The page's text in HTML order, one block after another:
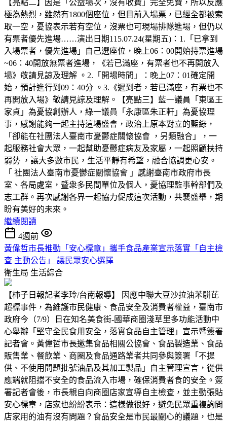
【亮點二】因是「公益場次，沒有收費」完全免費，所以反應
極為熱烈，雖然有1800個座位，但目前入場票，已經全都被索
取一空，憂協表示若有空位，沒票也可現場排隊進場，但仍以
有票者優先進場……演出日期115.07.24(星期五)：1.「已拿到
入場票者，優先進場」自己選座位，晚上06：00開始持票進場
~06：40開放無票者進場，《若已滿座，有票者也不再開放入
場》敬請見諒及理解 。2.「開場時間」：晚上07：01確定開
始，預計進行到09：40分 。3.《遲到者，若已滿座，有票也不
再開放入場》敬請見諒及理解。【亮點三】藍一議員「東區王
家貞」為憂協創辦人，綠一議員「永康區朱正軒」為憂協理
事，感謝能夠一起主持這場盛會，政治上原本對立的藍綠，
「卻能在社團法人臺南市憂鬱症關懷協會 ，另類融合」，一
起服務社會大眾，一起幫助憂鬱症病友及家屬，一起照顧扶持
弱勢 ，讓大多數市民，生活平靜有希望，融合協調更心安。
「 社團法人臺南市憂鬱症關懷協會 」感謝臺南市政府市長
室、各局處室，暨衆多民間單位及個人，憂協理監事幹部們及
志工群。再次感謝各界一起協力促成這次活動，共襄盛舉，期
盼有美好的未來。
繼續閱讀
4週前
黃偉哲市長推動「安心標章」攜手食品產業宣示落實「自主檢
查 主動公告」 讓民眾安心選擇
衛生局 生活綜合
【柿子日報記者李玲/台南報導】 因應中聯大豆沙拉油苯駢芘
超標事件，為維護市民健康、食品安全及消費者權益，臺南市
政府今（7/9）日在知名美食街-國華商圈淺草里多功能活動中
心舉辦「堅守全民食用安全，落實食品自主管理」宣示暨簽署
記者會。黃偉哲市長邀集食品相關公協會、食品製造業、食品
販售業、餐飲業、商圈及食品通路業者共同參與簽署「不提
供、不使用問題批號油品及其加工製品」自主管理宣言，從供
應端就阻擋不安全的食品流入市場，確保消費者食的安全。簽
署記者會後，市長親自向商圈店家宣導自主檢查，並主動張貼
安心標章，店家也紛紛表示：這樣做很好，避免民眾重複詢問
店家用的油有沒有問題？食品安全是市民最關心的議題，也是